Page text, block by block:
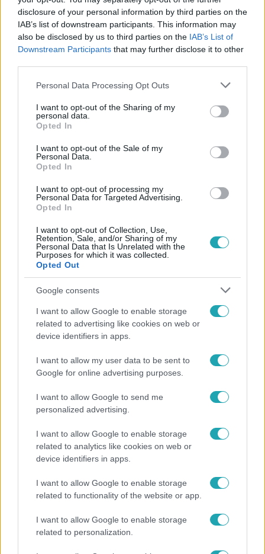
disclosure of your personal information by third parties on the
IAB’s list of downstream participants. This information may
also be disclosed by us to third parties on the IAB’s List of
Downstream Participants that may further disclose it to other
Please note that this website/app uses one or more Google
not limited to your visit or usage behaviour. You may click to
grant or deny consent to Google and its third-party tags to
use your data for below specified purposes in below Google
consent section.
Personal Data Processing Opt Outs
I want to opt-out of the Sharing of my
personal data.
Opted In
I want to opt-out of the Sale of my
Personal Data.
Opted In
I want to opt-out of processing my
Personal Data for Targeted Advertising.
Opted In
I want to opt-out of Collection, Use,
Retention, Sale, and/or Sharing of my
Personal Data that Is Unrelated with the
Purposes for which it was collected.
Opted Out
Google consents
I want to allow Google to enable storage
related to advertising like cookies on web or
device identifiers in apps.
I want to allow my user data to be sent to
Google for online advertising purposes.
I want to allow Google to send me
personalized advertising.
I want to allow Google to enable storage
related to analytics like cookies on web or
device identifiers in apps.
I want to allow Google to enable storage
related to functionality of the website or app.
I want to allow Google to enable storage
related to personalization.
#EURÓPA #TRANZITZÓNA # TOMPA #MIGRÁNS
MAGYAR ÁLLAM STRASBOURGI BÍRÓSÁG
Népszerű
kitagadta Nagy Zsoltot